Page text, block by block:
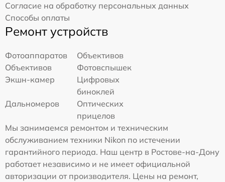
Согласие на обработку персональных данных
Способы оплаты
Ремонт устройств
Фотоаппаратов
Объективов
Объективов
Фотовспышек
Экшн-камер
Цифровых
биноклей
Дальномеров
Оптических
прицелов
Мы занимаемся ремонтом и техническим
обслуживанием техники Nikon по истечении
гарантийного периода. Наш центр в Ростове-на-Дону
работает независимо и не имеет официальной
авторизации от производителя. Цены на ремонт,